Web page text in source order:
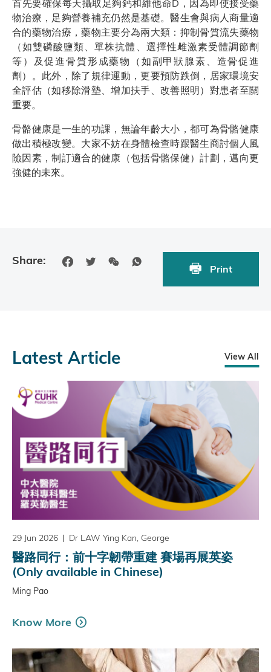
首先要確保每天攝取足夠鈣和維他命D，因為即使接受藥
物治療，足夠營養補充仍然是基礎。醫生會與病人商量適
合的藥物治療，藥物主要分為兩大類：抑制骨質流失藥物
（如雙磷酸鹽類、單株抗體、選擇性雌激素受體調節劑
等）及促進骨質形成藥物（如副甲狀腺素、造骨促進
劑）。此外，除了規律運動，更要預防跌倒，居家環境安
全評估（如移除滑墊、增加扶手、改善照明）對患者至關
重要。
骨骼健康是一生的功課，無論年齡大小，都可為骨骼健康
做出積極改變。大家不妨在身體檢查時跟醫生商討個人風
險因素，制訂適合的健康（包括骨骼保健）計劃，邁向更
強健的未來。
Share:
Print
Latest Article View All
29 Jun 2026 Dr LAW Ying Kan, George
醫路同行：前十字韌帶重建 賽場再展英姿
(Only available in Chinese)
Ming Pao
Know More